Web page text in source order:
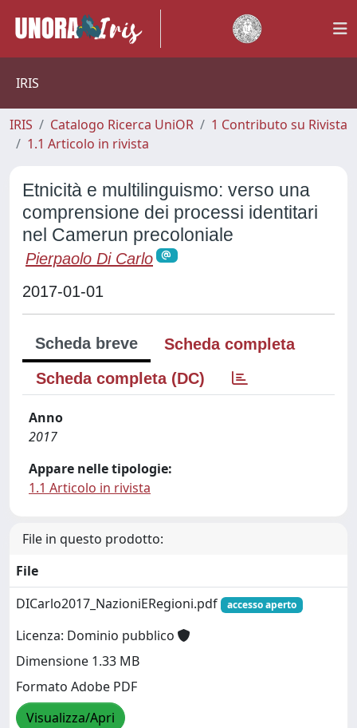
IRIS
IRIS Catalogo Ricerca UniOR
1 Contributo su Rivista
1.1 Articolo in rivista
Etnicità e multilinguismo: verso una
comprensione dei processi identitari
nel Camerun precoloniale
Pierpaolo Di Carlo
2017-01-01
Scheda breve
Scheda completa
Scheda completa (DC)
Anno
2017
Appare nelle tipologie:
1.1 Articolo in rivista
File in questo prodotto:
File
DICarlo2017_NazioniERegioni.pdf
accesso aperto
Licenza: Dominio pubblico
Dimensione 1.33 MB
Formato Adobe PDF
Visualizza/Apri